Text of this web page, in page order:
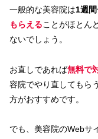
一般的な美容院は1週
もらえることがほとん
ないでしょう。
お直しであれば無料で
容院でやり直してもら
方がおすすめです。
でも、美容院のWebサ